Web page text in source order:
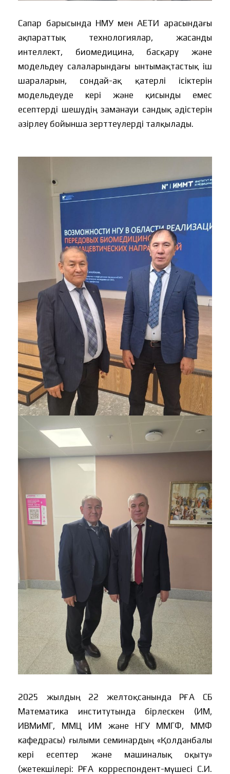
Сапар барысында НМУ мен АЕТИ арасындағы
ақпараттық технологиялар, жасанды
интеллект, биомедицина, басқару және
модельдеу салаларындағы ынтымақтастық іш
шараларын, сондай-ақ қатерлі ісіктерін
модельдеуде кері және қисынды емес
есептерді шешудің заманауи сандық әдістерін
әзірлеу бойынша зерттеулерді талқылады.
2025 жылдың 22 желтоқсанында РҒА СБ
Математика институтында бірлескен (ИМ,
ИВМиМГ, ММЦ ИМ және НГУ ММГФ, ММФ
кафедрасы) ғылыми семинардың «Қолданбалы
кері есептер және машиналық оқыту»
(жетекшілері: РҒА корреспондент-мүшесі С.И.